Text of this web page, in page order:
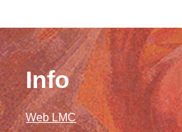
Info
Web LMC